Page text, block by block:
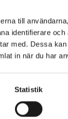
till
identifierare och
med. Dessa
in när du har
Statistik
kall fartvind
av fri sikt
även huvudet
cm, 61 cm, 60 cm,